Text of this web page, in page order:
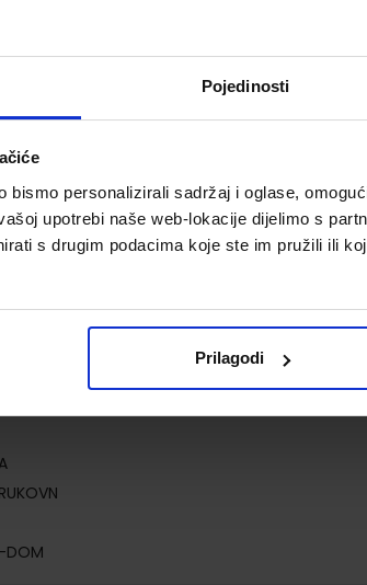
Pojedinosti
bismo personalizirali sadržaj i oglase,
upotrebi naše web-lokacije dijelimo s
s drugim podacima koje ste im pružili ili
Prilagodi